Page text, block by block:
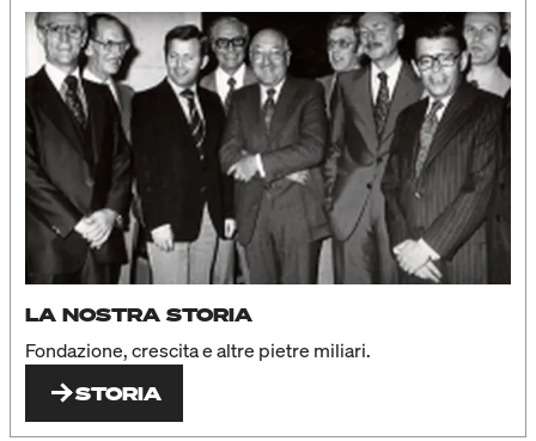
LA NOSTRA STORIA
Fondazione, crescita e altre pietre miliari.
STORIA